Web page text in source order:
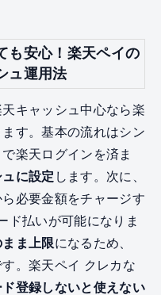
も安心！楽天ペイの
ュ運用法
キャッシュ中心なら楽
す。基本の流れはシン
楽天ログインを済ま
に設定 します。次に、
ら必要金額をチャージす
ド払いが可能になりま
ま上限になるため、
。楽天ペイ クレカな
ド登録しないと使えない